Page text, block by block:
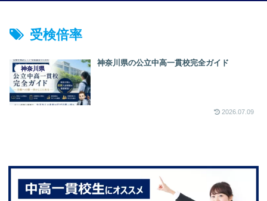
受検倍率
神奈川県
神奈川県の公立中高一貫校完全ガイド
2026.07.09